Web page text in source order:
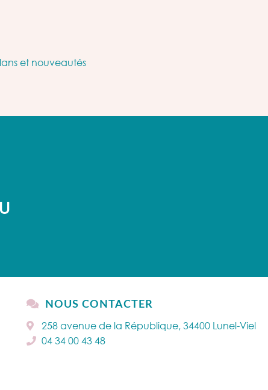
et nouveautés
NOUS CONTACTER
258 avenue de la République, 34400 Lunel-Viel
04 34 00 43 48